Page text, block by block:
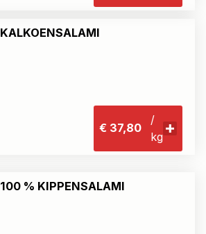
KALKOENSALAMI
€ 37,80
/
kg
100 % KIPPENSALAMI